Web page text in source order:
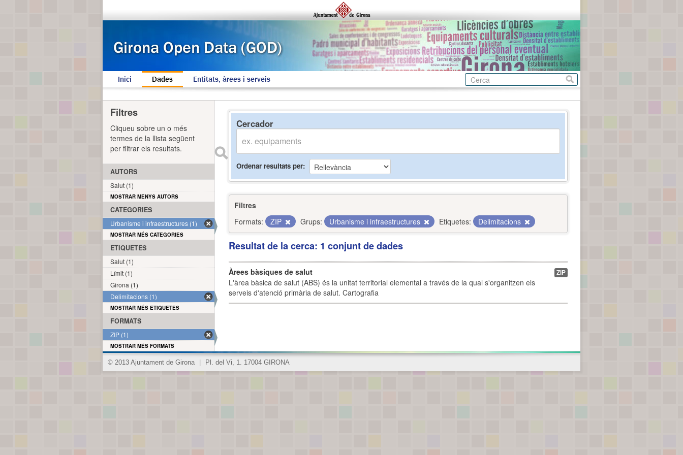
Inici Dades Entitats, àrees i serveis
Cercador
Ordenar resultats per
Filtres
Formats:
ZIP Grups: Urbanisme i infraestructures Etiquetes: Delimitacions
Resultat de la cerca: 1 conjunt de dades
Àrees bàsiques de salut
L'àrea bàsica de salut (ABS) és la unitat territorial elemental a través de la qual s'organitzen els
serveis d'atenció primària de salut. Cartografia
ZIP
Filtres
Cliqueu sobre un o més
termes de la llista següent
per filtrar els resultats.
AUTORS
Salut (1)
MOSTRAR MENYS AUTORS
CATEGORIES
Urbanisme i infraestructures (1)
MOSTRAR MÉS CATEGORIES
ETIQUETES
Salut (1)
Límit (1)
Girona (1)
Delimitacions (1)
MOSTRAR MÉS ETIQUETES
FORMATS
ZIP (1)
MOSTRAR MÉS FORMATS
© 2013 Ajuntament de Girona Pl. del Vi, 1. 17004 GIRONA